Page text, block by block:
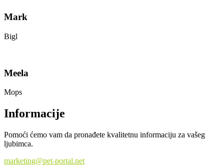
Mark
Bigl
Meela
Mops
Informacije
Pomoći ćemo vam da pronađete kvalitetnu informaciju za vašeg
ljubimca.
marketing@pet-portal.net